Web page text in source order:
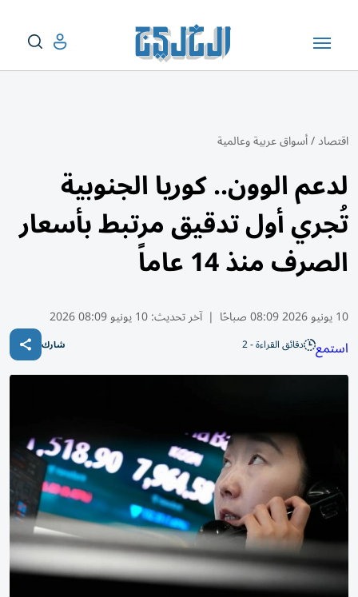
اقتصاد/أسواق عربية وعالمية
لدعم الوون.. كوريا الجنوبية
تُجري أول تدقيق مرتبط بأسعار
الصرف منذ 14 عاماً
10 يونيو 2026 08:09 صباحًا | آخر تحديث:10 يونيو 08:09 2026
استمع دقائق القراءة - 2 شارك